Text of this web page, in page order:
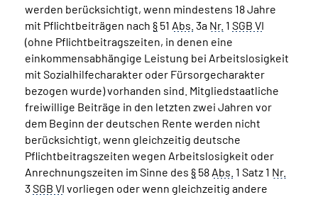
werden berücksichtigt, wenn mindestens 18 Jahre
mit Pflichtbeiträgen nach § 51 Abs. 3a Nr. 1 SGB VI
(ohne Pflichtbeitragszeiten, in denen eine
einkommensabhängige Leistung bei Arbeitslosigkeit
mit Sozialhilfecharakter oder Fürsorgecharakter
bezogen wurde) vorhanden sind. Mitgliedstaatliche
freiwillige Beiträge in den letzten zwei Jahren vor
dem Beginn der deutschen Rente werden nicht
berücksichtigt, wenn gleichzeitig deutsche
Pflichtbeitragszeiten wegen Arbeitslosigkeit oder
Anrechnungszeiten im Sinne des § 58 Abs. 1 Satz 1 Nr.
3SGB VI vorliegen oder wenn gleichzeitig andere